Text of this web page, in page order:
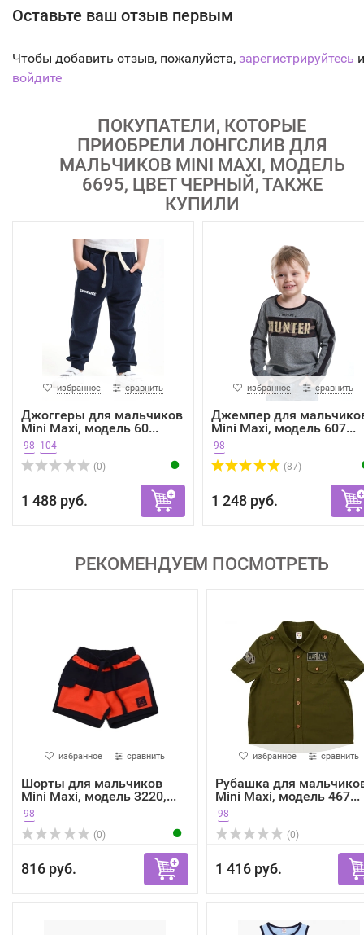
Оставьте ваш отзыв первым
Чтобы добавить отзыв, пожалуйста, зарегистрируйтесь
войдите
ПОКУПАТЕЛИ, КОТОРЫЕ
ПРИОБРЕЛИ ЛОНГСЛИВ ДЛЯ
МАЛЬЧИКОВ MINI MAXI, МОДЕЛЬ
6695, ЦВЕТ ЧЕРНЫЙ, ТАКЖЕ
КУПИЛИ
избранное сравнить
Джоггеры для мальчиков
Mini Maxi, модель 60...
98 104
(0)
1 488 руб.
избранное сравнить
Джемпер для
Mini Maxi, модель 607...
98
(87)
1 248 руб.
РЕКОМЕНДУЕМ ПОСМОТРЕТЬ
избранное сравнить
Шорты для мальчиков
Mini Maxi, модель 3220,...
98
(0)
816 руб.
избранное сравнить
Рубашка для
Mini Maxi, модель 467...
98
(0)
1 416 руб.